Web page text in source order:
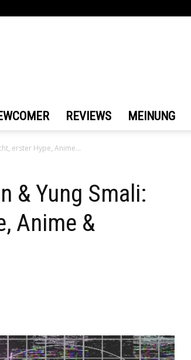
REVIEWS MEINUNG
erster Hype, Anime...
& Yung Smali:
Anime &